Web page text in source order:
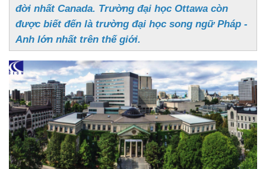
đời nhất Canada. Trường đại học Ottawa còn
được biết đến là trường đại học song ngữ Pháp -
Anh lớn nhất trên thế giới.